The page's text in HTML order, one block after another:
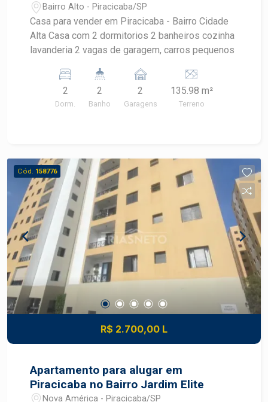
Bairro Alto - Piracicaba/SP
Casa para vender em Piracicaba - Bairro Cidade
Alta Casa com 2 dormitorios 2 banheiros cozinha
lavanderia 2 vagas de garagem, carros pequenos
2
Dorm.
2
Banho
2
Garagens
135.98 m²
Terreno
Cód. 158776
R$ 2.700,00 L
Apartamento para alugar em
Piracicaba no Bairro Jardim Elite
Nova América - Piracicaba/SP